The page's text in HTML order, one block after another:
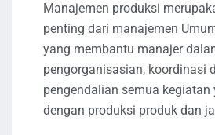
Manajemen produksi
penting dari manajemen
yang membantu manajer
pengorganisasian, koordinasi
pengendalian semua kegiatan
dengan produksi produk dan